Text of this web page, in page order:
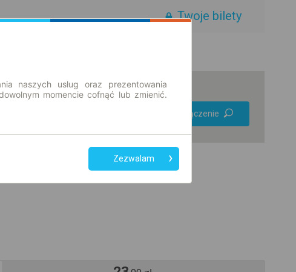
Twoje bilety
Znajdź połączenie
naszych usług oraz prezentowania
momencie cofnąć lub zmienić.
Zezwalam